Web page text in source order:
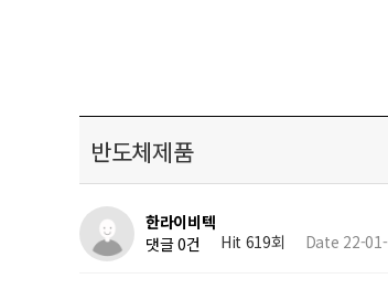
반도체제품
한라이비텍
댓글 0건
Hit 619회 Date 22-